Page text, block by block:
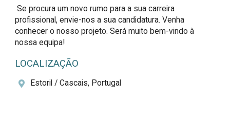
Se procura um novo rumo para a sua carreira
profissional, envie-nos a sua candidatura. Venha
conhecer o nosso projeto. Será muito bem-vindo à
nossa equipa!
LOCALIZAÇÃO
Estoril / Cascais, Portugal